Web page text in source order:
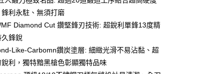
銀行
遠東國際商業銀行
星展（台灣）商業銀行
銀行
中國信託商業銀行
卡公司
銀行
台北富邦商業銀行
銀行
銀行
台中商業銀行
商業銀行
永豐商業銀行
星展（台灣）商業銀行
利永駐、無須打磨
Diamond Cut 鑽堅鋒刃技術: 超銳利單鋒13度精
鋒銳
Like-Carbomn鑽炭塗層: 細緻光滑不易沾黏、超
利，獨特黯黑槍色彰顯獨特品味